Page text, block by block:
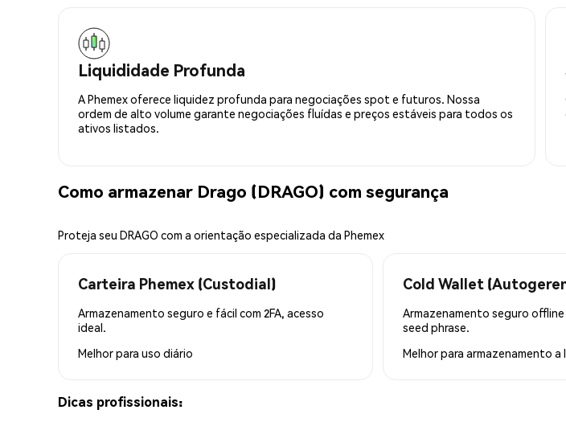
Liquididade Profunda
A Phemex oferece liquidez profunda para negociações spot e futuros. Nossa
ordem de alto volume garante negociações fluídas e preços estáveis para todos os
ativos listados.
Como armazenar Drago (DRAGO) com segurança
Proteja seu DRAGO com a orientação especializada da Phemex
Carteira Phemex (Custodial)
Armazenamento seguro e fácil com 2FA, acesso
ideal.
Melhor para uso diário
Cold Wallet
Armazenamento seguro
seed phrase.
Melhor para armazenamento a
Dicas profissionais: